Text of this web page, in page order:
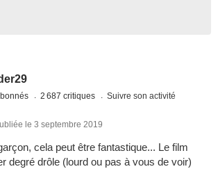
2 687 critiques Suivre son activité
le 3 septembre 2019
cela peut être fantastique... Le film
degré drôle (lourd ou pas à vous de voir)